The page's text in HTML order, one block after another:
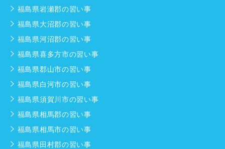
福島県岩瀬郡の習い事
福島県大沼郡の習い事
福島県河沼郡の習い事
福島県喜多方市の習い事
福島県郡山市の習い事
福島県白河市の習い事
福島県須賀川市の習い事
福島県相馬郡の習い事
福島県相馬市の習い事
福島県田村郡の習い事